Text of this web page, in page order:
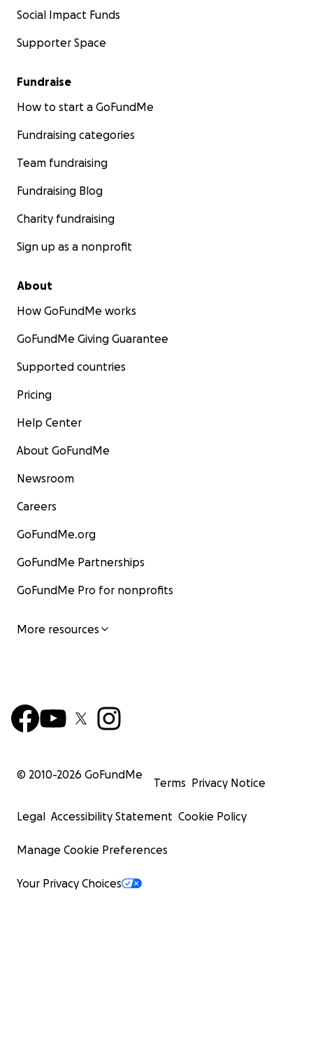
Social Impact Funds
Supporter Space
Fundraise
How to start a GoFundMe
Fundraising categories
Team fundraising
Fundraising Blog
Charity fundraising
Sign up as a nonprofit
About
How GoFundMe works
GoFundMe Giving Guarantee
Supported countries
Pricing
Help Center
About GoFundMe
Newsroom
Careers
GoFundMe.org
GoFundMe Partnerships
GoFundMe Pro for nonprofits
More resources
© 2010-2026 GoFundMe
Terms Privacy Notice
Legal Accessibility Statement Cookie Policy
Manage Cookie Preferences
Your Privacy Choices